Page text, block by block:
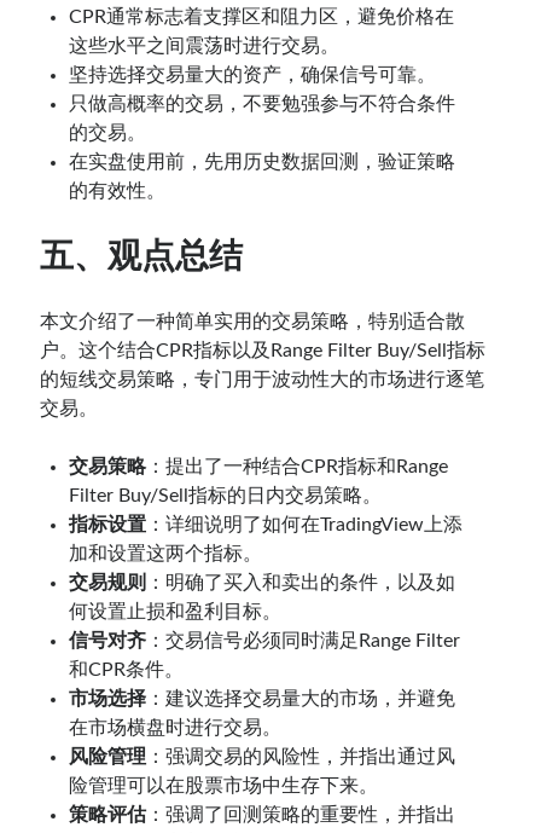
CPR通常标志着支撑区和阻力区，避免价格在
这些水平之间震荡时进行交易。
坚持选择交易量大的资产，确保信号可靠。
只做高概率的交易，不要勉强参与不符合条件
的交易。
在实盘使用前，先用历史数据回测，验证策略
的有效性。
五、观点总结
本文介绍了一种简单实用的交易策略，特别适合散
户。这个结合CPR指标以及Range Filter Buy/Sell指标
的短线交易策略，专门用于波动性大的市场进行逐笔
交易。
交易策略：提出了一种结合CPR指标和Range
Filter Buy/Sell指标的日内交易策略。
指标设置 ：详细说明了如何在TradingView上添
加和设置这两个指标。
交易规则
：明确了买入和卖出的条件，以及如
何设置止损和盈利目标。
信号对齐 ：交易信号必须同时满足Range Filter
和CPR条件。
市场选择 ：建议选择交易量大的市场，并避免
在市场横盘时进行交易。
风险管理 ：强调交易的风险性，并指出通过风
险管理可以在股票市场中生存下来。
策略评估：强调了回测策略的重要性，并指出